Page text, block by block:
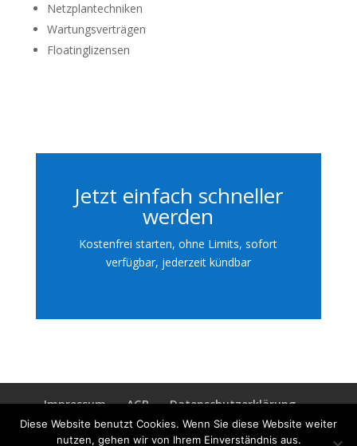
Netzplantechniken
Wartungsverträgen
Floatinglizensen
Jetzt einfach schneller
werden
Kostenfrei starten, ohne Limits, sofort
verfügbar, jederzeit kündbar
Impressum AGB
Datenschutzerklärung
Jetzt loslegen
Kontakt
Diese Website benutzt Cookies. Wenn Sie diese Website weiter
nutzen, gehen wir von Ihrem Einverständnis aus.